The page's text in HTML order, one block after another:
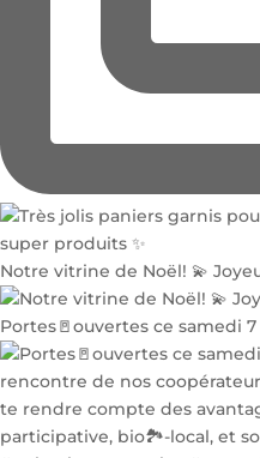
Notre vitrine de Noël! 💫
Portes🚪ouvertes ce samedi